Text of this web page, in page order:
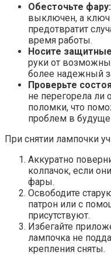
Обесточьте фару:
выключен, а ключ
предотвратит
время работы.
Носите
руки от
более надежный
Проверьте
не перегорела ли
поломки, что
проблем в
При снятии лампочки
Аккуратно
колпачок, если
фары.
Освободите
патрон или с
присутствуют.
Избегайте
лампочка не
крепления сняты.